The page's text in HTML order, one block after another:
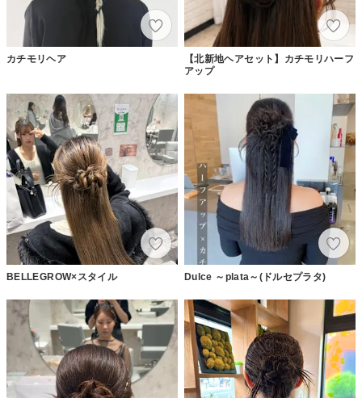
カチモリヘア
【北新地ヘアセット】カチモリハーフ
アップ
BELLEGROW×スタイル Dulce ～plata～(ドルセプラタ)